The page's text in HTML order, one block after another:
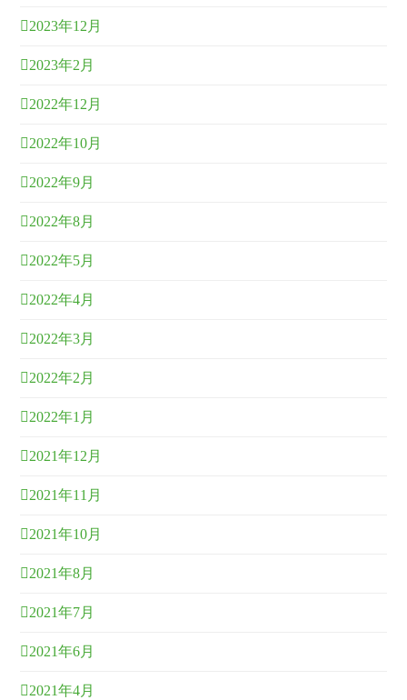
2023年12月
2023年2月
2022年12月
2022年10月
2022年9月
2022年8月
2022年5月
2022年4月
2022年3月
2022年2月
2022年1月
2021年12月
2021年11月
2021年10月
2021年8月
2021年7月
2021年6月
2021年4月